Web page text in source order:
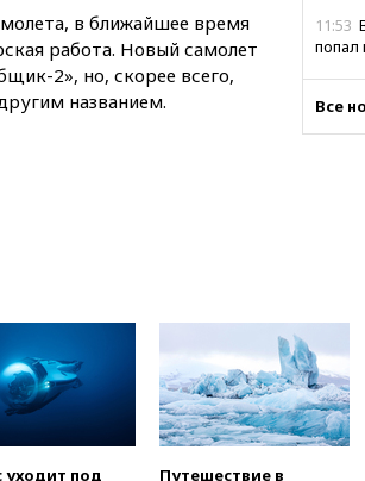
11:53
попал
11:11
10:10
не
бомба
09:47
ходе
Все
в ближайшее время
работа. Новый самолет
2», но, скорее всего,
названием.
уходит под
Путешествие в